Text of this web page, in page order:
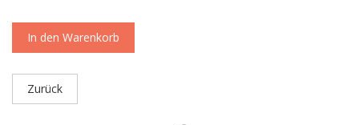
In den Warenkorb
Zurück